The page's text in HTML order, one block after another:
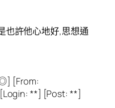
也許他心地好,思想通
[From:
**] [Post: **]